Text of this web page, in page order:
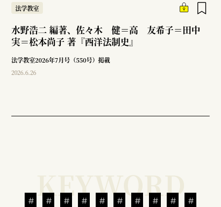
法学教室
水野浩二 編著、佐々木 健＝高 友希子＝田中
実＝松本尚子 著『西洋法制史』
法学教室2026年7月号（550号）掲載
2026.6.26